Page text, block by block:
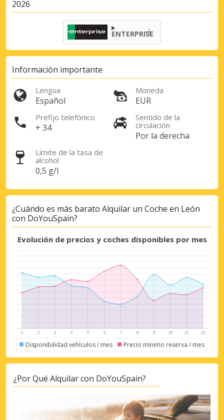
Descuentos especiales
Accede a ofertas exclusivas de nuestros
proveedores.
2026
ENTERPRISE
Información importante
Lengua
Español
Moneda
EUR
Prefijo telefónico
+ 34
Sentido de la
circulación
Por la derecha
Límite de la tasa de
alcohol
0,5 g/l
¿Cuándo es más barato Alquilar un Coche en León
con DoYouSpain?
Evolución de precios y coches disponibles por mes
Disponibilidad vehículos / mes Precio mínimo reserva / mes
¿Por Qué Alquilar con DoYouSpain?